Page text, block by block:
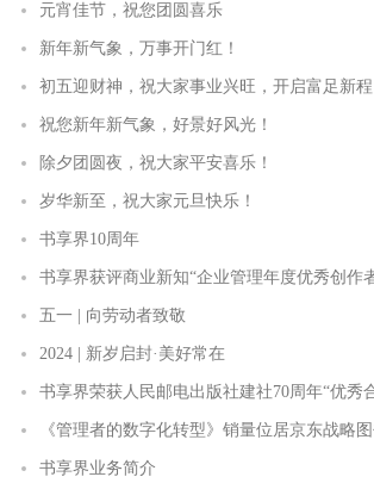
元宵佳节，祝您团圆喜乐
新年新气象，万事开门红！
初五迎财神，祝大家事业兴旺，开启富足新程
祝您新年新气象，好景好风光！
除夕团圆夜，祝大家平安喜乐！
岁华新至，祝大家元旦快乐！
书享界10周年
书享界获评商业新知“企业管理年度优秀创作
五一 | 向劳动者致敬
2024 | 新岁启封·美好常在
书享界荣获人民邮电出版社建社70周年“优秀
《管理者的数字化转型》销量位居京东战略
书享界业务简介